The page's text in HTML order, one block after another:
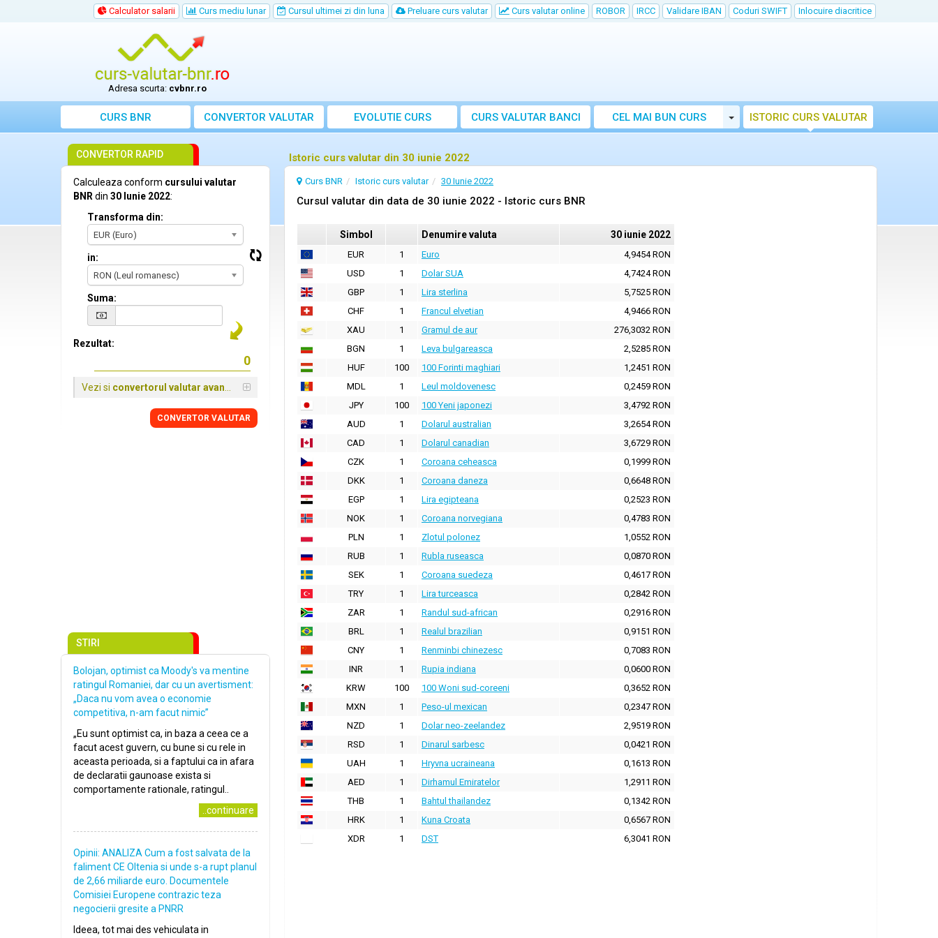
Calculator salarii Curs mediu lunar Cursul ultimei zi din luna Preluare curs valutar Curs valutar online ROBOR IRCC Validare IBAN Coduri SWIFT Inlocuire diacritice
Adresa scurta: cvbnr.ro
CURS BNR CONVERTOR VALUTAR EVOLUTIE CURS CURS VALUTAR BANCI CEL MAI BUN CURS Toggle Dropdown
ISTORIC CURS VALUTAR
Istoric curs valutar din 30 iunie 2022
Curs BNR Istoric curs valutar 30 Iunie 2022
Cursul valutar din data de 30 iunie 2022 - Istoric curs BNR
Simbol Denumire valuta 30 iunie 2022
EUR 1 Euro
4,9454 RON
USD
1 Dolar SUA
4,7424 RON
GBP
1 Lira sterlina
5,7525 RON
CHF
1 Francul elvetian
4,9466 RON
XAU
1 Gramul de aur
276,3032 RON
BGN
1 Leva bulgareasca
2,5285 RON
HUF
100 100 Forinti maghiari
1,2451 RON
MDL
1 Leul moldovenesc
0,2459 RON
JPY
100 100 Yeni japonezi
3,4792 RON
AUD
1 Dolarul australian
3,2654 RON
CAD
1 Dolarul canadian
3,6729 RON
CZK
1 Coroana ceheasca
0,1999 RON
DKK
1 Coroana daneza
0,6648 RON
EGP
1 Lira egipteana
0,2523 RON
NOK
1 Coroana norvegiana
0,4783 RON
PLN
1 Zlotul polonez
1,0552 RON
RUB
1 Rubla ruseasca
0,0870 RON
SEK
1 Coroana suedeza
0,4617 RON
TRY
1 Lira turceasca
0,2842 RON
ZAR
1 Randul sud-african
0,2916 RON
BRL
1 Realul brazilian
0,9151 RON
CNY
1 Renminbi chinezesc
0,7083 RON
INR
1 Rupia indiana
0,0600 RON
KRW
100 100 Woni sud-coreeni
0,3652 RON
MXN
1 Peso-ul mexican
0,2347 RON
NZD
1 Dolar neo-zeelandez
2,9519 RON
RSD
1 Dinarul sarbesc
0,0421 RON
UAH
1 Hryvna ucraineana
0,1613 RON
AED
1 Dirhamul Emiratelor
1,2911 RON
THB
1 Bahtul thailandez
0,1342 RON
HRK
1 Kuna Croata
0,6567 RON
XDR
1 DST 6,3041 RON
CONVERTOR RAPID
Calculeaza conform cursului valutar
BNR din 30 Iunie 2022:
Transforma din:
EUR (Euro)
in:
RON (Leul romanesc)
Suma:
Rezultat:
Vezi si convertorul valutar avansat
CONVERTOR VALUTAR
STIRI
Bolojan, optimist ca Moody's va mentine
ratingul Romaniei, dar cu un avertisment:
„Daca nu vom avea o economie
competitiva, n-am facut nimic”
„Eu sunt optimist ca, in baza a ceea ce a
facut acest guvern, cu bune si cu rele in
aceasta perioada, si a faptului ca in afara
de declaratii gaunoase exista si
comportamente rationale, ratingul..
..continuare
Opinii: ANALIZA Cum a fost salvata de la
faliment CE Oltenia si unde s-a rupt planul
de 2,66 miliarde euro. Documentele
Comisiei Europene contrazic teza
negocierii gresite a PNRR
Ideea, tot mai des vehiculata in